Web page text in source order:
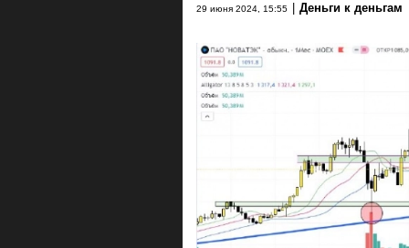
29 июня 2024, 15:55 Деньги к деньгам